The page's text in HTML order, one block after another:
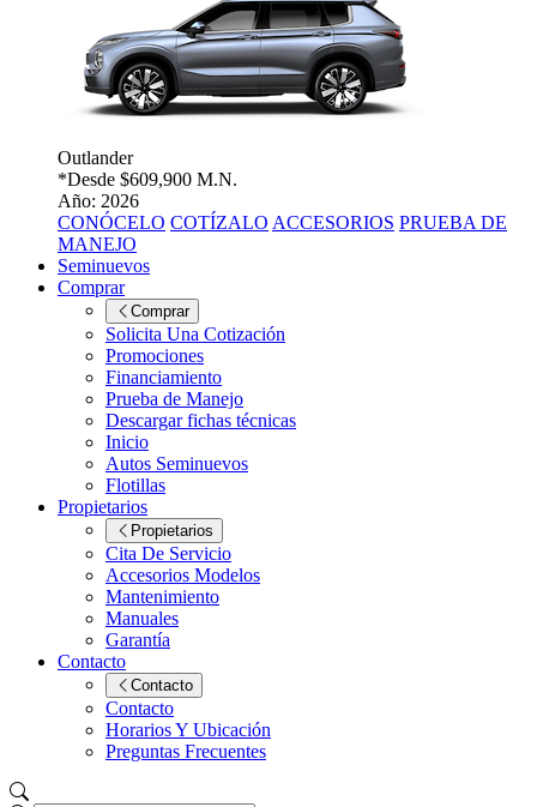
Outlander
*Desde $609,900 M.N.
Año: 2026
CONÓCELO COTÍZALO ACCESORIOS PRUEBA DE
MANEJO
Seminuevos
Comprar
Comprar
Solicita Una Cotización
Promociones
Financiamiento
Prueba de Manejo
Descargar fichas técnicas
Inicio
Autos Seminuevos
Flotillas
Propietarios
Propietarios
Cita De Servicio
Accesorios Modelos
Mantenimiento
Manuales
Garantía
Contacto
Contacto
Contacto
Horarios Y Ubicación
Preguntas Frecuentes